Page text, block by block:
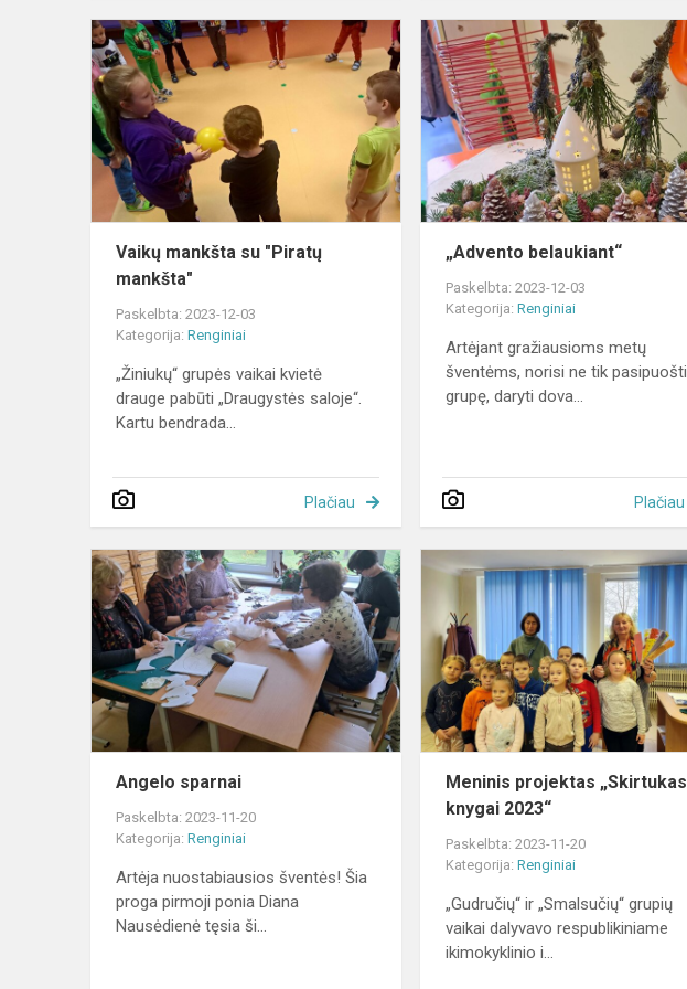
Vaikų
mankšta
su
"Piratų
mankšta"
Vaikų mankšta su "Piratų
mankšta"
Paskelbta: 2023-12-03
Kategorija: Renginiai
„Žiniukų“ grupės vaikai kvietė
drauge pabūti „Draugystės saloje“.
Kartu bendrada...
Plačiau
„Advento belaukiant“
Paskelbta: 2023-12-03
Kategorija:Renginiai
Artėjant gražiausioms metų
šventėms, norisi ne tik pasipuošti
grupę, daryti dova...
Plačiau
Angelo
sparnai
Angelo sparnai
Paskelbta: 2023-11-20
Kategorija: Renginiai
Artėja nuostabiausios šventės! Šia
proga pirmoji ponia Diana
Nausėdienė tęsia ši...
Meninis projektas „Skirtukas
knygai 2023“
Paskelbta: 2023-11-20
Kategorija:Renginiai
„Gudručių“ ir „Smalsučių“ grupių
vaikai dalyvavo respublikiniame
ikimokyklinio i...